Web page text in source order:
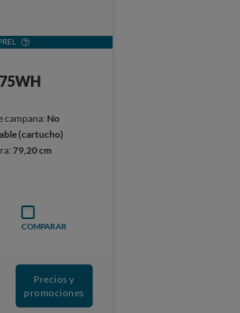
campana: No
(cartucho)
79,20 cm
COMPARAR
Precios y
promociones